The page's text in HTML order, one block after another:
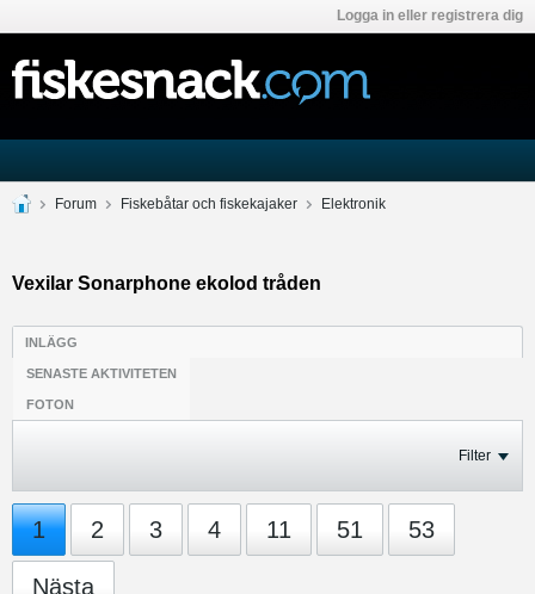
Logga in eller registrera dig
Forum Fiskebåtar och fiskekajaker Elektronik
Vexilar Sonarphone ekolod tråden
INLÄGG
SENASTE AKTIVITETEN
FOTON
Filter
1 2 3 4 11 51 53
Nästa